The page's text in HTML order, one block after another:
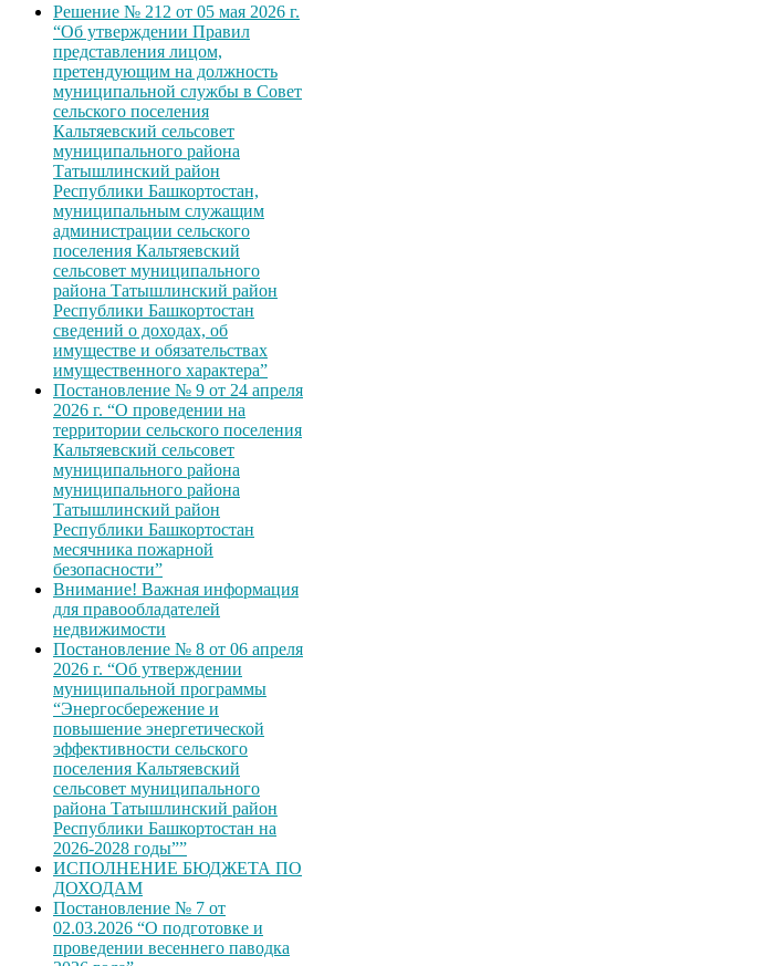
Решение № 212 от 05 мая 2026 г.
“Об утверждении Правил
представления лицом,
претендующим на должность
муниципальной службы в Совет
сельского поселения
Кальтяевский сельсовет
муниципального района
Татышлинский район
Республики Башкортостан,
муниципальным служащим
администрации сельского
поселения Кальтяевский
сельсовет муниципального
района Татышлинский район
Республики Башкортостан
сведений о доходах, об
имуществе и обязательствах
имущественного характера”
Постановление № 9 от 24 апреля
2026 г. “О проведении на
территории сельского поселения
Кальтяевский сельсовет
муниципального района
муниципального района
Татышлинский район
Республики Башкортостан
месячника пожарной
безопасности”
Внимание! Важная информация
для правообладателей
недвижимости
Постановление № 8 от 06 апреля
2026 г. “Об утверждении
муниципальной программы
“Энергосбережение и
повышение энергетической
эффективности сельского
поселения Кальтяевский
сельсовет муниципального
района Татышлинский район
Республики Башкортостан на
2026-2028 годы””
ИСПОЛНЕНИЕ БЮДЖЕТА ПО
ДОХОДАМ
Постановление № 7 от
02.03.2026 “О подготовке и
проведении весеннего паводка